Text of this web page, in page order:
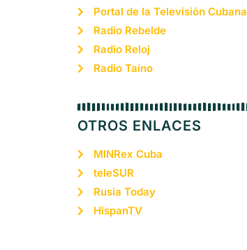
Portal de la Televisión Cubana
Radio Rebelde
Radio Reloj
Radio Taíno
OTROS ENLACES
MINRex Cuba
teleSUR
Rusia Today
HispanTV